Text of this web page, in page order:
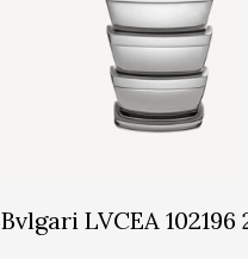
Bvlgari LVCEA 102196